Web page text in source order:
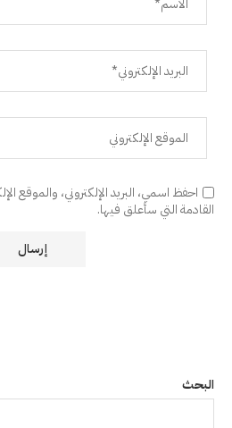
احفظ اسمي، البريد الإلكتروني، والموقع
القادمة التي سأعلق فيها.
البحث